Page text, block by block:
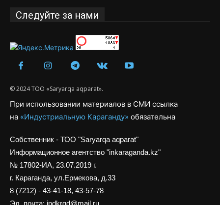
Следуйте за нами
© 2024 ТОО «Saryarqa aqparat».
При использовании материалов в СМИ ссылка
на «Индустриальную Караганду» обязательна
Собственник - ТОО "Saryarqa aqparat"
Информационное агентство "inkaraganda.kz"
№ 17802-ИА, 23.07.2019 г.
г. Караганда, ул.Ермекова, д.33
8 (7212) - 43-41-18, 43-57-78